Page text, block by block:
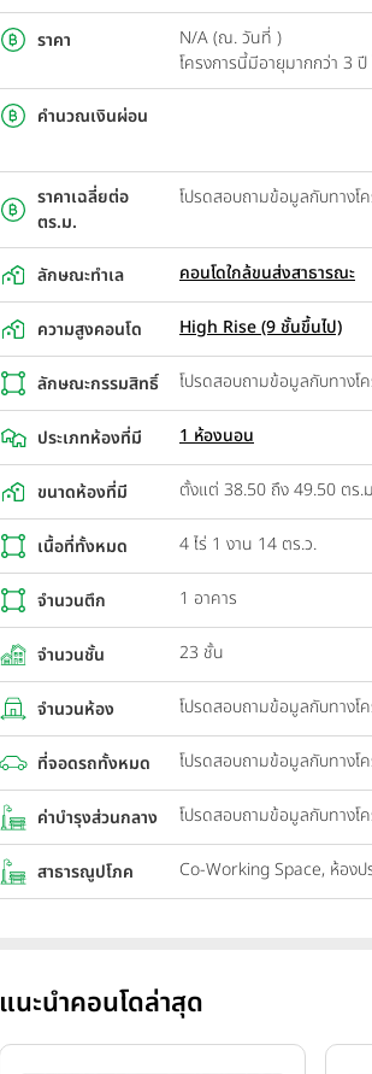
ราคา
N/A (ณ. วันที่ )
โครงการนี้มีอายุมากกว่า 3
คำนวณเงินผ่อน
ราคาเฉลี่ยต่อ
ตร.ม.
โปรดสอบถามข้อมูลกับทางโ
ลักษณะทำเล คอนโดใกล้ขนส่งสาธารณะ
ความสูงคอนโด High Rise (9 ชั้นขึ้นไป)
ลักษณะกรรมสิทธิ์ โปรดสอบถามข้อมูลกับทางโ
ประเภทห้องที่มี 1 ห้องนอน
ขนาดห้องที่มี ตั้งแต่ 38.50 ถึง 49.50 ตร.
เนื้อที่ทั้งหมด 4 ไร่ 1 งาน 14 ตร.ว.
จำนวนตึก 1 อาคาร
จำนวนชั้น 23 ชั้น
จำนวนห้อง โปรดสอบถามข้อมูลกับทางโ
ที่จอดรถทั้งหมด โปรดสอบถามข้อมูลกับทางโ
ค่าบำรุงส่วนกลาง โปรดสอบถามข้อมูลกับทางโ
สาธารณูปโภค Co-Working Space, ห้องป
แนะนำคอนโดล่าสุด